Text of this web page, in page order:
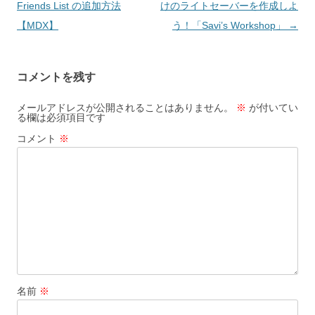
稿
ナ
ー
シ
ョ
ン
Friends List の追加方法
【MDX】
けのライトセーバーを作成しよ
う！「Savi’s Workshop」
→
コメントを残す
メールアドレスが公開されることはありません。 ※ が付いてい
る欄は必須項目です
コメント ※
名前 ※